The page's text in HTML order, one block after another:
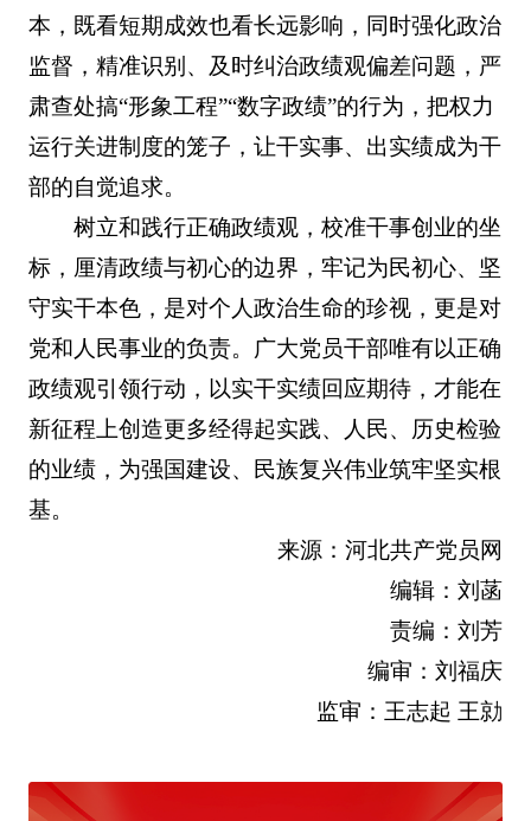
本，既看短期成效也看长远影响，同时强化政治
监督，精准识别、及时纠治政绩观偏差问题，严
肃查处搞“形象工程”“数字政绩”的行为，把权力
运行关进制度的笼子，让干实事、出实绩成为干
部的自觉追求。
树立和践行正确政绩观，校准干事创业的坐
标，厘清政绩与初心的边界，牢记为民初心、坚
守实干本色，是对个人政治生命的珍视，更是对
党和人民事业的负责。广大党员干部唯有以正确
政绩观引领行动，以实干实绩回应期待，才能在
新征程上创造更多经得起实践、人民、历史检验
的业绩，为强国建设、民族复兴伟业筑牢坚实根
基。
来源：河北共产党员网
编辑：刘菡
责编：刘芳
编审：刘福庆
监审：王志起 王勍